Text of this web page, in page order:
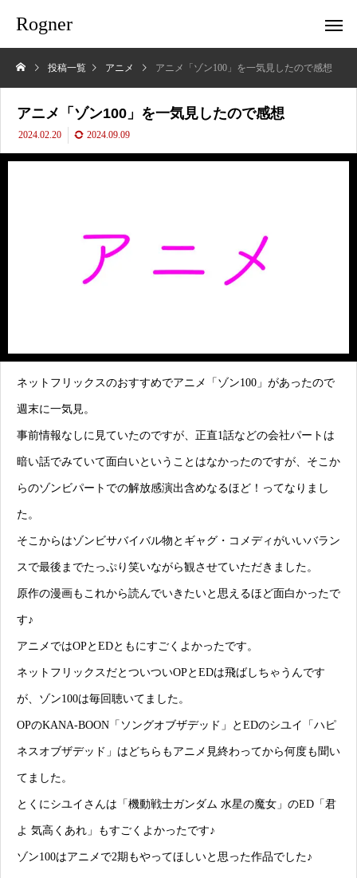
Rogner
投稿一覧 アニメ アニメ「ゾン100」を一気見したので感想
アニメ「ゾン100」を一気見したので感想
2024.02.20 2024.09.09
ネットフリックスのおすすめでアニメ「ゾン100」があったので
週末に一気見。
事前情報なしに見ていたのですが、正直1話などの会社パートは
暗い話でみていて面白いということはなかったのですが、そこか
らのゾンビパートでの解放感演出含めなるほど！ってなりまし
た。
そこからはゾンビサバイバル物とギャグ・コメディがいいバラン
スで最後までたっぷり笑いながら観させていただきました。
原作の漫画もこれから読んでいきたいと思えるほど面白かったで
す♪
アニメではOPとEDともにすごくよかったです。
ネットフリックスだとついついOPとEDは飛ばしちゃうんです
が、ゾン100は毎回聴いてました。
OPのKANA-BOON「ソングオブザデッド」とEDのシユイ「ハピ
ネスオブザデッド」はどちらもアニメ見終わってから何度も聞い
てました。
とくにシユイさんは「機動戦士ガンダム 水星の魔女」のED「君
よ 気高くあれ」もすごくよかったです♪
ゾン100はアニメで2期もやってほしいと思った作品でした♪